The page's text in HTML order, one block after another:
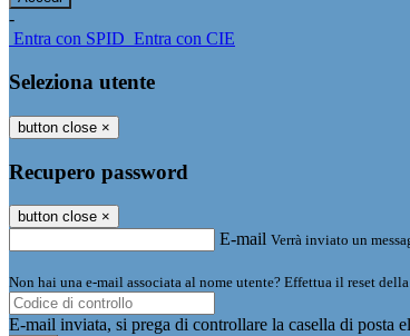
-
Entra con SPID Entra con CIE
Seleziona utente
button close ×
Recupero password
button close ×
E-mail Verrà inviato un
Non hai una e-mail associata al nome utente? Effettua il reset
E-mail inviata, si prega di controllare la casella di posta